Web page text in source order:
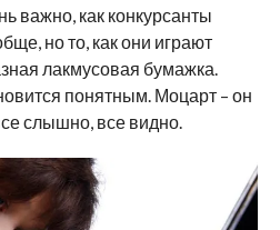
важно, как конкурсанты
но то, как они играют
лакмусовая бумажка.
понятным. Моцарт – он
слышно, все видно.